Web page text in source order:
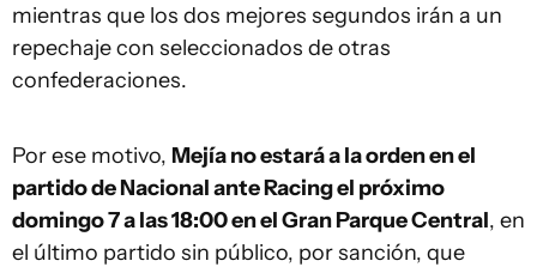
mientras que los dos mejores segundos irán a un
repechaje con seleccionados de otras
confederaciones.
Por ese motivo, Mejía no estará a la orden en el
partido de Nacional ante Racing el próximo
domingo 7 a las 18:00 en el Gran Parque Central, en
el último partido sin público, por sanción, que